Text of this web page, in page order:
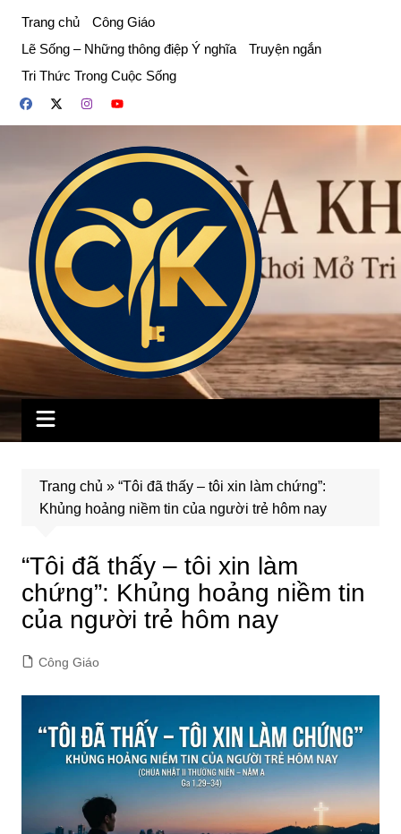
phần
dung
Trang chủ
Công Giáo
Lẽ Sống – Những thông điệp Ý nghĩa
Truyện ngắn
Tri Thức Trong Cuộc Sống
Trang chủ » “Tôi đã thấy – tôi xin làm chứng”:
Khủng hoảng niềm tin của người trẻ hôm nay
“Tôi đã thấy – tôi xin làm
chứng”: Khủng hoảng niềm tin
của người trẻ hôm nay
Công Giáo